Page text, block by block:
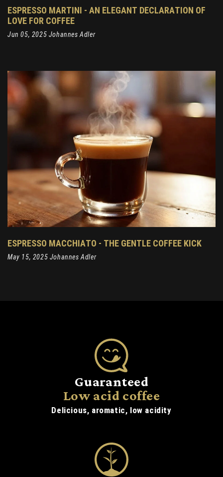
ESPRESSO MARTINI - AN ELEGANT DECLARATION OF
LOVE FOR COFFEE
Jun 05, 2025 Johannes Adler
ESPRESSO MACCHIATO - THE GENTLE COFFEE KICK
May 15, 2025 Johannes Adler
Guaranteed
Low acid coffee
Delicious, aromatic, low acidity